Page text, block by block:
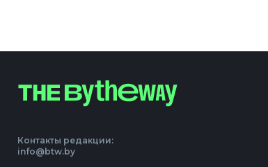
Контакты редакции:
info@btw.by